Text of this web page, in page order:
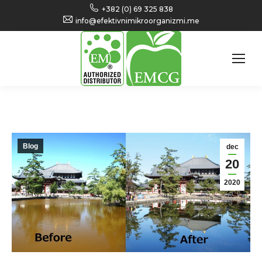
+382 (0) 69 325 838
info@efektivnimikroorganizmi.me
dec
20
2020
Blog